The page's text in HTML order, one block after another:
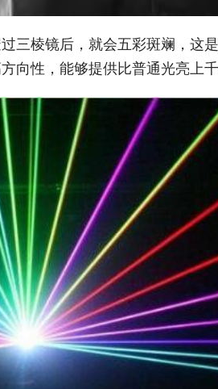
三棱镜后，就会五彩斑斓，这
向性，能够提供比普通光亮上千